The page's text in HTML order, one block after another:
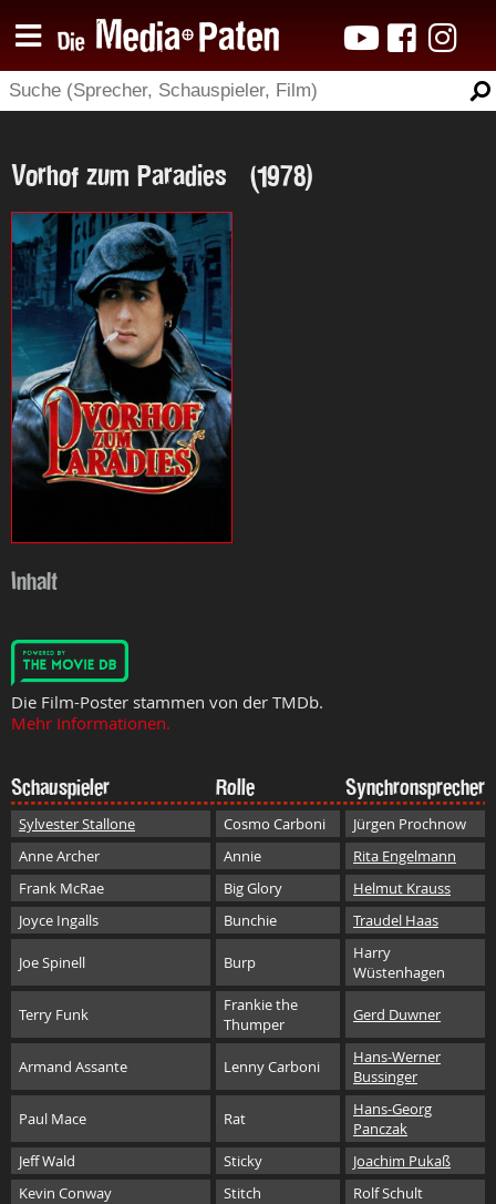
Vorhof zum Paradies (1978)
Inhalt
Die Film-Poster stammen von der TMDb.
Mehr Informationen.
Schauspieler Rolle Synchronsprecher
Sylvester Stallone Cosmo Carboni
Jürgen Prochnow
Anne Archer
Annie
Rita Engelmann
Frank McRae
Big Glory
Helmut Krauss
Joyce Ingalls
Bunchie Traudel Haas
Joe Spinell Burp
Harry
Wüstenhagen
Terry Funk
Frankie the
Thumper
Gerd Duwner
Armand Assante Lenny Carboni
Hans-Werner
Bussinger
Paul Mace Rat
Hans-Georg
Panczak
Jeff Wald
Sticky
Joachim Pukaß
Kevin Conway
Stitch Rolf Schult